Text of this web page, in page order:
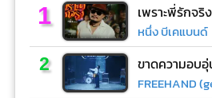
1 เพราะพี่รักจริง
หนึ่ง บีเคแบนด์
2 ขาดความอบ